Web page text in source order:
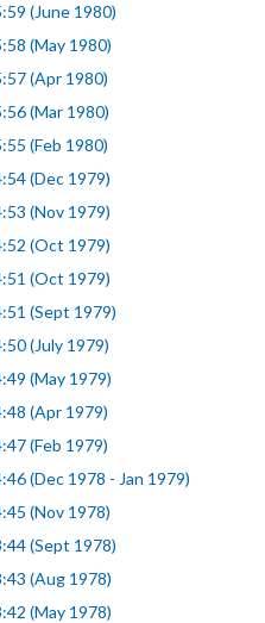
(June 1980)
(May 1980)
(Apr 1980)
(Mar 1980)
(Feb 1980)
(Dec 1979)
(Nov 1979)
(Oct 1979)
(Oct 1979)
(Sept 1979)
(July 1979)
(May 1979)
(Apr 1979)
(Feb 1979)
(Dec 1978 - Jan 1979)
(Nov 1978)
(Sept 1978)
(Aug 1978)
(May 1978)